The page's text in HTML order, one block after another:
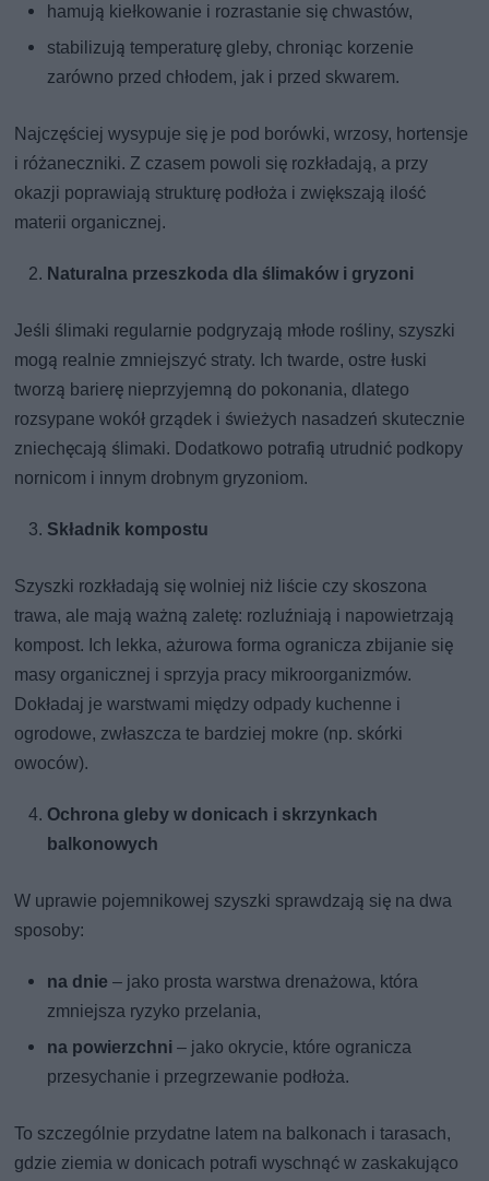
hamują kiełkowanie i rozrastanie się chwastów,
stabilizują temperaturę gleby, chroniąc korzenie
zarówno przed chłodem, jak i przed skwarem.
Najczęściej wysypuje się je pod borówki, wrzosy, hortensje
i różaneczniki. Z czasem powoli się rozkładają, a przy
okazji poprawiają strukturę podłoża i zwiększają ilość
materii organicznej.
Naturalna przeszkoda dla ślimaków i gryzoni
Jeśli ślimaki regularnie podgryzają młode rośliny, szyszki
mogą realnie zmniejszyć straty. Ich twarde, ostre łuski
tworzą barierę nieprzyjemną do pokonania, dlatego
rozsypane wokół grządek i świeżych nasadzeń skutecznie
zniechęcają ślimaki. Dodatkowo potrafią utrudnić podkopy
nornicom i innym drobnym gryzoniom.
Składnik kompostu
Szyszki rozkładają się wolniej niż liście czy skoszona
trawa, ale mają ważną zaletę: rozluźniają i napowietrzają
kompost. Ich lekka, ażurowa forma ogranicza zbijanie się
masy organicznej i sprzyja pracy mikroorganizmów.
Dokładaj je warstwami między odpady kuchenne i
ogrodowe, zwłaszcza te bardziej mokre (np. skórki
owoców).
Ochrona gleby w donicach i skrzynkach
balkonowych
W uprawie pojemnikowej szyszki sprawdzają się na dwa
sposoby:
na dnie – jako prosta warstwa drenażowa, która
zmniejsza ryzyko przelania,
na powierzchni – jako okrycie, które ogranicza
przesychanie i przegrzewanie podłoża.
To szczególnie przydatne latem na balkonach i tarasach,
gdzie ziemia w donicach potrafi wyschnąć w zaskakująco